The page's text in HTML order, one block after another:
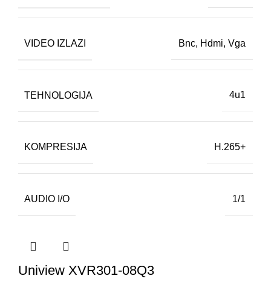
VIDEO IZLAZI Bnc, Hdmi, Vga
TEHNOLOGIJA 4u1
KOMPRESIJA H.265+
AUDIO I/O 1/1
Uniview XVR301-08Q3